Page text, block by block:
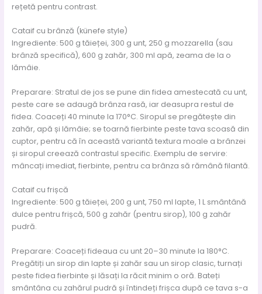
rețetă pentru contrast.
Cataif cu brânză (künefe style)
Ingrediente: 500 g tăieței, 300 g unt, 250 g mozzarella (sau
brânză specifică), 600 g zahăr, 300 ml apă, zeama de la o
lămâie.
Preparare: Stratul de jos se pune din fidea amestecată cu unt,
peste care se adaugă brânza rasă, iar deasupra restul de
fidea. Coaceți 40 minute la 170°C. Siropul se pregătește din
zahăr, apă și lămâie; se toarnă fierbinte peste tava scoasă din
cuptor, pentru că în această variantă textura moale a brânzei
și siropul creează contrastul specific. Exemplu de servire:
mâncați imediat, fierbinte, pentru ca brânza să rămână filantă.
Cataif cu frișcă
Ingrediente: 500 g tăieței, 200 g unt, 750 ml lapte, 1 L smântână
dulce pentru frișcă, 500 g zahăr (pentru sirop), 100 g zahăr
pudră.
Preparare: Coaceți fideaua cu unt 20–30 minute la 180°C.
Pregătiți un sirop din lapte și zahăr sau un sirop clasic, turnați
peste fidea fierbinte și lăsați la răcit minim o oră. Bateți
smântâna cu zahărul pudră și întindeți frișca după ce tava s-a